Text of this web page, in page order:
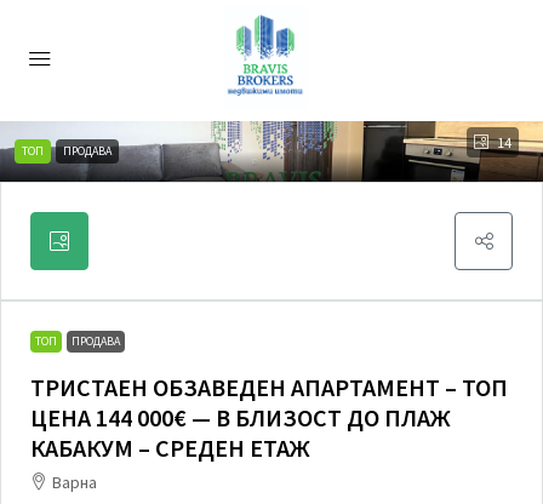
14
ТОП ПРОДАВА
ТОП ПРОДАВА
ТРИСТАЕН ОБЗАВЕДЕН АПАРТАМЕНТ – ТОП
ЦЕНА 144 000€ — В БЛИЗОСТ ДО ПЛАЖ
КАБАКУМ – СРЕДЕН ЕТАЖ
Варна